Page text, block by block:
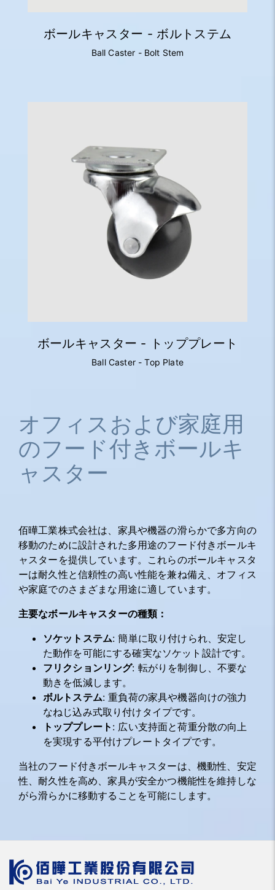
ボールキャスター - ボルトステム
Ball Caster - Bolt Stem
ボールキャスター - トッププレート
Ball Caster - Top Plate
オフィスおよび家庭用
のフード付きボールキ
ャスター
佰曄工業株式会社は、家具や機器の滑らかで多方向の
移動のために設計された多用途のフード付きボールキ
ャスターを提供しています。これらのボールキャスタ
ーは耐久性と信頼性の高い性能を兼ね備え、オフィス
や家庭でのさまざまな用途に適しています。
主要なボールキャスターの種類：
ソケットステム: 簡単に取り付けられ、安定し
た動作を可能にする確実なソケット設計です。
フリクションリング: 転がりを制御し、不要な
動きを低減します。
ボルトステム: 重負荷の家具や機器向けの強力
なねじ込み式取り付けタイプです。
トッププレート : 広い支持面と荷重分散の向上
を実現する平付けプレートタイプです。
当社のフード付きボールキャスターは、機動性、安定
性、耐久性を高め、家具が安全かつ機能性を維持しな
がら滑らかに移動することを可能にします。